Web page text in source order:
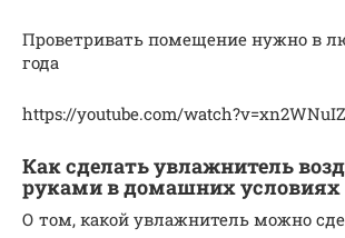
Проветривать помещение нужно в
года
https://youtube.com/
Как сделать увлажнитель
руками в домашних условиях
О том, какой увлажнитель можно